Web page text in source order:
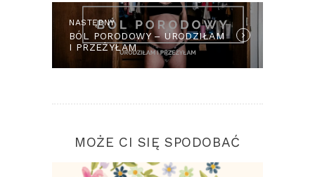
NASTĘPNYNext
post:
BÓL PORODOWY – URODZIŁAM
I PRZEŻYŁAM
MOŻE CI SIĘ SPODOBAĆ